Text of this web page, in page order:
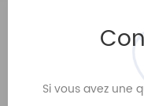
Si vous avez une